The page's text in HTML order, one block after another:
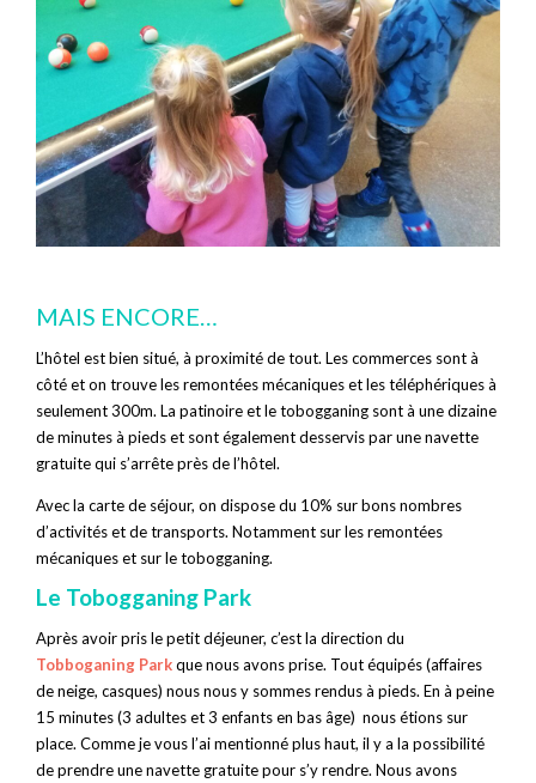
MAIS ENCORE…
L’hôtel est bien situé, à proximité de tout. Les commerces sont à
côté et on trouve les remontées mécaniques et les téléphériques à
seulement 300m. La patinoire et le tobogganing sont à une dizaine
de minutes à pieds et sont également desservis par une navette
gratuite qui s’arrête près de l’hôtel.
Avec la carte de séjour, on dispose du 10% sur bons nombres
d’activités et de transports. Notamment sur les remontées
mécaniques et sur le tobogganing.
Le Tobogganing Park
Après avoir pris le petit déjeuner, c’est la direction du
Tobboganing Parkque nous avons prise. Tout équipés (affaires
de neige, casques) nous nous y sommes rendus à pieds. En à peine
15 minutes (3 adultes et 3 enfants en bas âge) nous étions sur
place. Comme je vous l’ai mentionné plus haut, il y a la possibilité
de prendre une navette gratuite pour s’y rendre. Nous avons